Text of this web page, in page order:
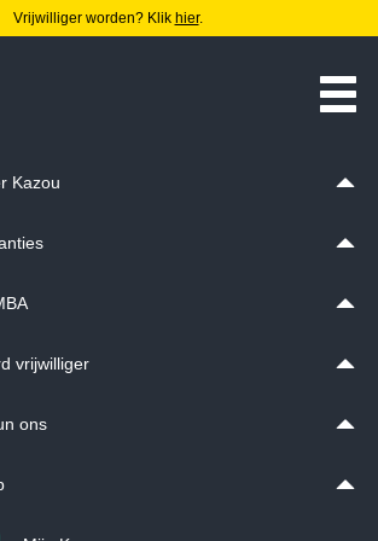
Vrijwilliger worden? Klik hier.
Kazou
vrijwilliger
ons
VRIJWILLIGERS,
of kookvrijwilliger te worden?